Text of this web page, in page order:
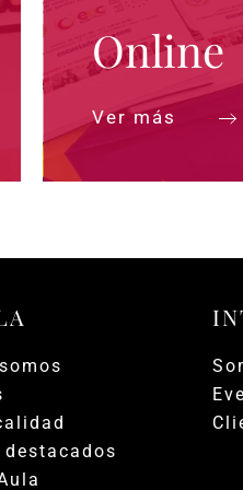
Online
Ver más